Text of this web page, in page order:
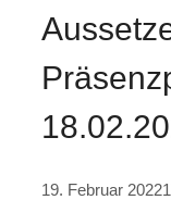
19. Februar 2022